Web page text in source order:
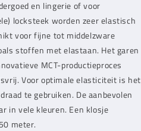
en lingerie of voor
locksteek worden zeer elastisch
voor fijne tot middelzware
stoffen met elastaan. Het garen
MCT-productieproces
Voor optimale elasticiteit is het
te gebruiken. De aanbevolen
in vele kleuren. Een klosje
meter.